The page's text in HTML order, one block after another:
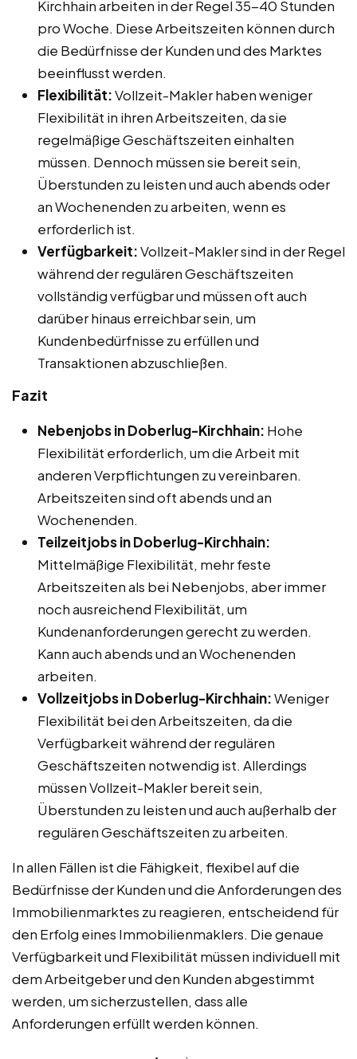
Kirchhain arbeiten in der Regel 35-40 Stunden
pro Woche. Diese Arbeitszeiten können durch
die Bedürfnisse der Kunden und des Marktes
beeinflusst werden.
Flexibilität:Vollzeit-Makler haben weniger
Flexibilität in ihren Arbeitszeiten, da sie
regelmäßige Geschäftszeiten einhalten
müssen. Dennoch müssen sie bereit sein,
Überstunden zu leisten und auch abends oder
an Wochenenden zu arbeiten, wenn es
erforderlich ist.
Verfügbarkeit:Vollzeit-Makler sind in der Regel
während der regulären Geschäftszeiten
vollständig verfügbar und müssen oft auch
darüber hinaus erreichbar sein, um
Kundenbedürfnisse zu erfüllen und
Transaktionen abzuschließen.
Fazit
Nebenjobs in Doberlug-Kirchhain: Hohe
Flexibilität erforderlich, um die Arbeit mit
anderen Verpflichtungen zu vereinbaren.
Arbeitszeiten sind oft abends und an
Wochenenden.
Teilzeitjobs in Doberlug-Kirchhain:
Mittelmäßige Flexibilität, mehr feste
Arbeitszeiten als bei Nebenjobs, aber immer
noch ausreichend Flexibilität, um
Kundenanforderungen gerecht zu werden.
Kann auch abends und an Wochenenden
arbeiten.
Vollzeitjobs in Doberlug-Kirchhain:Weniger
Flexibilität bei den Arbeitszeiten, da die
Verfügbarkeit während der regulären
Geschäftszeiten notwendig ist. Allerdings
müssen Vollzeit-Makler bereit sein,
Überstunden zu leisten und auch außerhalb der
regulären Geschäftszeiten zu arbeiten.
In allen Fällen ist die Fähigkeit, flexibel auf die
Bedürfnisse der Kunden und die Anforderungen des
Immobilienmarktes zu reagieren, entscheidend für
den Erfolg eines Immobilienmaklers. Die genaue
Verfügbarkeit und Flexibilität müssen individuell mit
dem Arbeitgeber und den Kunden abgestimmt
werden, um sicherzustellen, dass alle
Anforderungen erfüllt werden können.